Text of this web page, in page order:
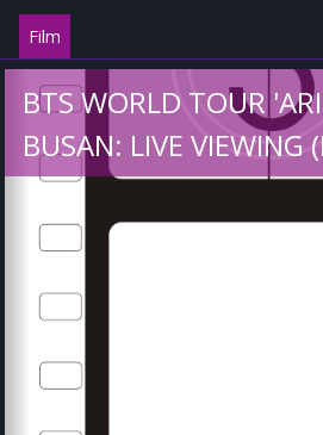
Film
BTS WORLD TOUR
BUSAN: LIVE VIEWING